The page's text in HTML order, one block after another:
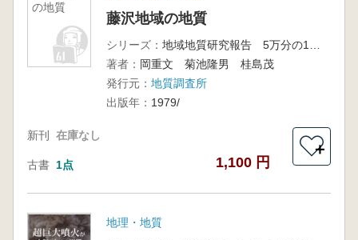
の地質
藤沢地域の地質
シリーズ：
著者： 岡重文 菊池隆男 桂島茂
発行元： 地質調査所
出版年： 1979/
新刊 在庫なし
古書 1点 1,100 円
＋
地理・地質